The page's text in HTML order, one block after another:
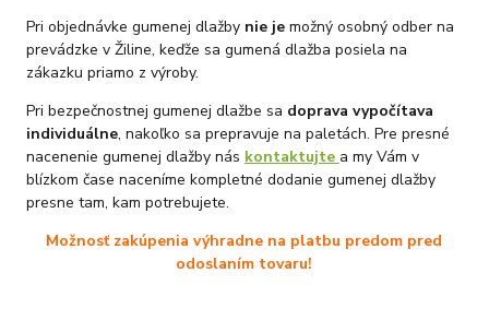
Pri objednávke gumenej dlažby nie jemožný osobný odber na
prevádzke v Žiline, keďže sa gumená dlažba posiela na
zákazku priamo z výroby.
Pri bezpečnostnej gumenej dlažbe sa doprava vypočítava
individuálne, nakoľko sa prepravuje na paletách. Pre presné
nacenenie gumenej dlažby nás kontaktujte a my Vám v
blízkom čase naceníme kompletné dodanie gumenej dlažby
presne tam, kam potrebujete.
Možnosť zakúpenia výhradne na platbu predom pred
odoslaním tovaru!